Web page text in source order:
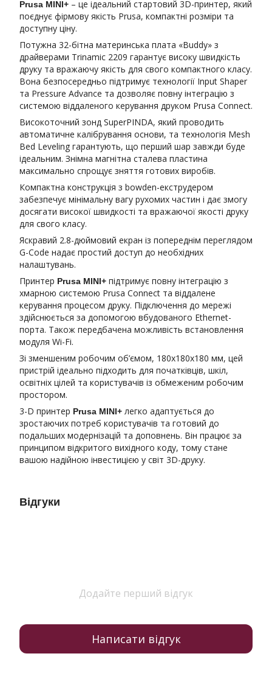
Prusa MINI+ – це ідеальний стартовий 3D-принтер, який
поєднує фірмову якість Prusa, компактні розміри та
доступну ціну.
Потужна 32-бітна материнська плата «Buddy» з
драйверами Trinamic 2209 гарантує високу швидкість
друку та вражаючу якість для свого компактного класу.
Вона безпосередньо підтримує технології Input Shaper
та Pressure Advance та дозволяє повну інтеграцію з
системою віддаленого керування друком Prusa Connect.
Високоточний зонд SuperPINDA, який проводить
автоматичне калібрування основи, та технологія Mesh
Bed Leveling гарантують, що перший шар завжди буде
ідеальним. Знімна магнітна сталева пластина
максимально спрощує зняття готових виробів.
Компактна конструкція з bowden-екструдером
забезпечує мінімальну вагу рухомих частин і дає змогу
досягати високої швидкості та вражаючої якості друку
для свого класу.
Яскравий 2.8-дюймовий екран із попереднім переглядом
G-Code надає простий доступ до необхідних
налаштувань.
Принтер Prusa MINI+ підтримує повну інтеграцію з
хмарною системою Prusa Connect та віддалене
керування процесом друку. Підключення до мережі
здійснюється за допомогою вбудованого Ethernet-
порта. Також передбачена можливість встановлення
модуля Wi-Fi.
Зі зменшеним робочим об’ємом, 180х180х180 мм, цей
пристрій ідеально підходить для початківців, шкіл,
освітніх цілей та користувачів із обмеженим робочим
простором.
3-D принтер Prusa MINI+ легко адаптується до
зростаючих потреб користувачів та готовий до
подальших модернізацій та доповнень. Він працює за
принципом відкритого вихідного коду, тому стане
вашою надійною інвестицією у світ 3D-друку.
Відгуки
Додайте перший відгук
Написати відгук